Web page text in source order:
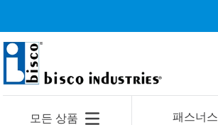
모든 상품 패스너스
1 .